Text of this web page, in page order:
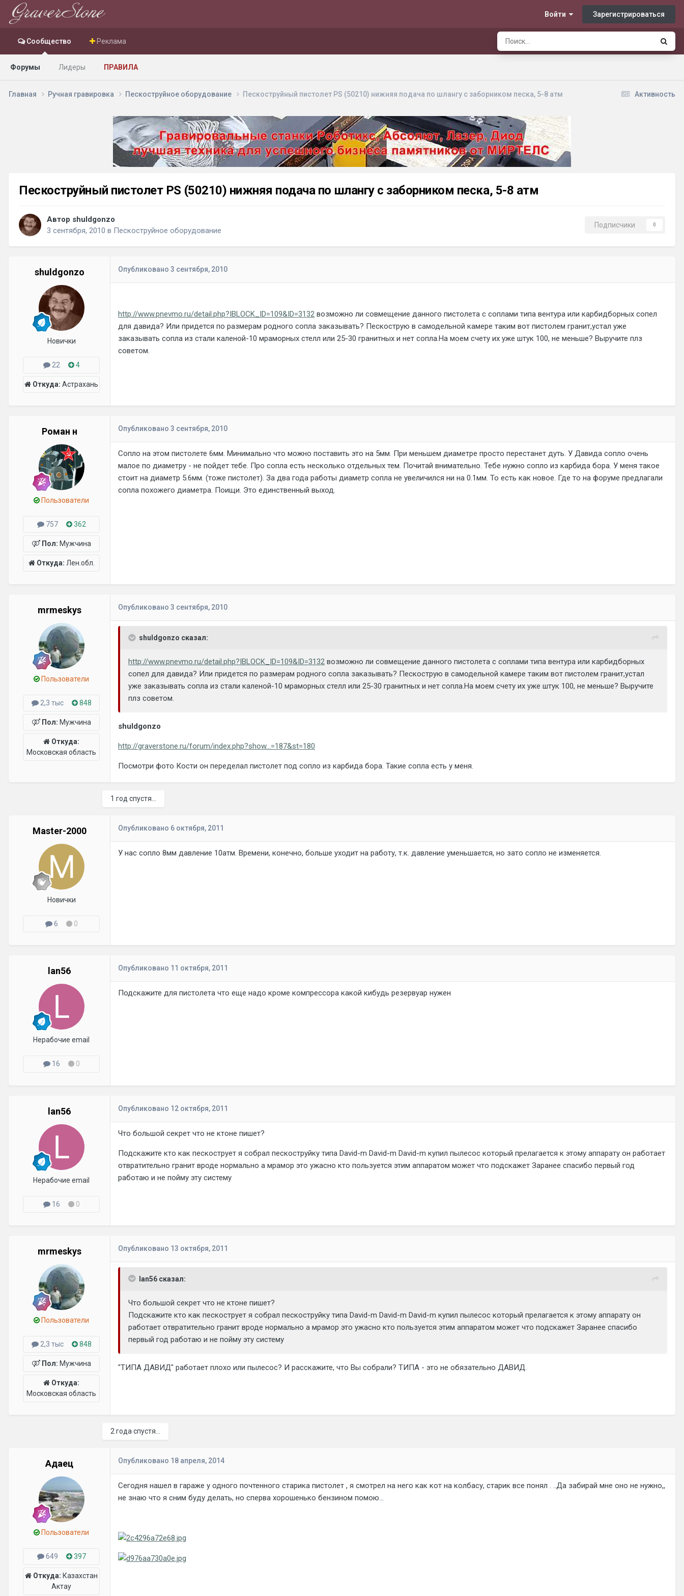
Войти Зарегистрироваться
Сообщество
Форумы Лидеры ПРАВИЛА
Реклама
Активность
Главная Ручная гравировка Пескоструйное оборудование Пескоструйный пистолет PS (50210) нижняя подача по шлангу с заборником песка, 5-8 атм
Пескоструйный пистолет PS (50210) нижняя подача по шлангу с заборником песка, 5-8 атм
Автор shuldgonzo
3 сентября, 2010 в Пескоструйное оборудование
Подписчики 0
shuldgonzo
Новички
22 4
Откуда: Астрахань
Опубликовано 3 сентября, 2010
http://www.pnevmo.ru/detail.php?IBLOCK_ID=109&ID=3132 возможно ли совмещение данного пистолета с соплами типа вентура или карбидборных сопел
для давида? Или придется по размерам родного сопла заказывать? Пескострую в самодельной камере таким вот пистолем гранит,устал уже
заказывать сопла из стали каленой-10 мраморных стелл или 25-30 гранитных и нет сопла.На моем счету их уже штук 100, не меньше? Выручите плз
советом.
Роман н
Пользователи
757 362
Пол: Мужчина
Откуда: Лен.обл.
Опубликовано 3 сентября, 2010
Сопло на этом пистолете 6мм. Минимально что можно поставить это на 5мм. При меньшем диаметре просто перестанет дуть. У Давида сопло очень
малое по диаметру - не пойдет тебе. Про сопла есть несколько отдельных тем. Почитай внимательно. Тебе нужно сопло из карбида бора. У меня такое
стоит на диаметр 5.6мм. (тоже пистолет). За два года работы диаметр сопла не увеличился ни на 0.1мм. То есть как новое. Где то на форуме предлагали
сопла похожего диаметра. Поищи. Это единственный выход.
mrmeskys
Пользователи
2,3 тыс 848
Пол: Мужчина
Откуда:
Московская область
Опубликовано 3 сентября, 2010
shuldgonzo сказал:
http://www.pnevmo.ru/detail.php?IBLOCK_ID=109&ID=3132 возможно ли совмещение данного пистолета с соплами типа вентура или карбидборных
сопел для давида? Или придется по размерам родного сопла заказывать? Пескострую в самодельной камере таким вот пистолем гранит,устал
уже заказывать сопла из стали каленой-10 мраморных стелл или 25-30 гранитных и нет сопла.На моем счету их уже штук 100, не меньше? Выручите
плз советом.
shuldgonzo
http://graverstone.ru/forum/index.php?show...=187&st=180
Посмотри фото Кости он переделал пистолет под сопло из карбида бора. Такие сопла есть у меня.
1 год спустя...
Master-2000
Новички
6 0
Опубликовано 6 октября, 2011
У нас сопло 8мм давление 10атм. Времени, конечно, больше уходит на работу, т.к. давление уменьшается, но зато сопло не изменяется.
lan56
Нерабочие email
16 0
Опубликовано 11 октября, 2011
Подскажите для пистолета что еще надо кроме компрессора какой кибудь резервуар нужен
lan56
Нерабочие email
16 0
Опубликовано 12 октября, 2011
Что большой секрет что не ктоне пишет?
Подскажите кто как пескострует я собрал пескоструйку типа David-m David-m David-m купил пылесос который прелагается к этому аппарату он работает
отвратительно гранит вроде нормально а мрамор это ужасно кто пользуется этим аппаратом может что подскажет Заранее спасибо первый год
работаю и не пойму эту систему
mrmeskys
Пользователи
2,3 тыс 848
Пол: Мужчина
Откуда:
Московская область
Опубликовано 13 октября, 2011
lan56 сказал:
Что большой секрет что не ктоне пишет?
Подскажите кто как пескострует я собрал пескоструйку типа David-m David-m David-m купил пылесос который прелагается к этому аппарату он
работает отвратительно гранит вроде нормально а мрамор это ужасно кто пользуется этим аппаратом может что подскажет Заранее спасибо
первый год работаю и не пойму эту систему
"ТИПА ДАВИД" работает плохо или пылесос? И расскажите, что Вы собрали? ТИПА - это не обязательно ДАВИД.
2 года спустя...
Адаец
Пользователи
649 397
Откуда: Казахстан
Актау
Опубликовано 18 апреля, 2014
Сегодня нашел в гараже у одного почтенного старика пистолет , я смотрел на него как кот на колбасу, старик все понял . ..Да забирай мне оно не нужно,,
не знаю что я сним буду делать, но сперва хорошенько бензином помою...